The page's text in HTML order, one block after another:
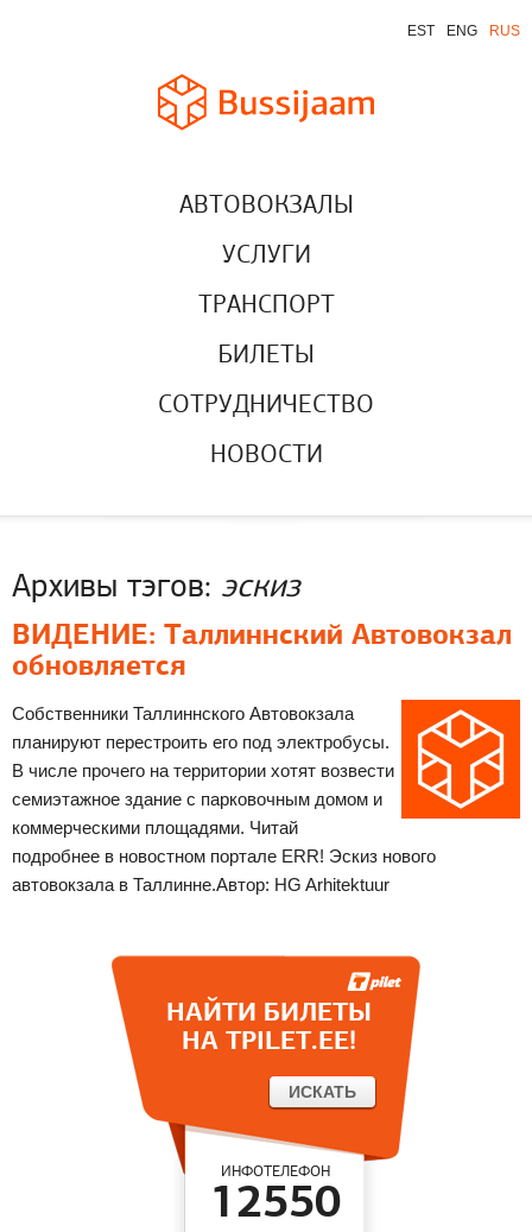
EST ENG RUS
АВТОВОКЗАЛЫ
УСЛУГИ
ТРАНСПОРТ
БИЛЕТЫ
СОТРУДНИЧЕСТВО
НОВОСТИ
Архивы тэгов: эскиз
ВИДЕНИЕ: Таллиннский Автовокзал
обновляется
Собственники Таллиннского Автовокзала
планируют перестроить его под электробусы.
В числе прочего на территории хотят возвести
семиэтажное здание с парковочным домом и
коммерческими площадями. Читай
подробнее в новостном портале ERR! Эскиз нового
автовокзала в Таллинне.Автор: HG Arhitektuur
НАЙТИ БИЛЕТЫ
НА TPILET.EE!
ИНФОТЕЛЕФОН
12550